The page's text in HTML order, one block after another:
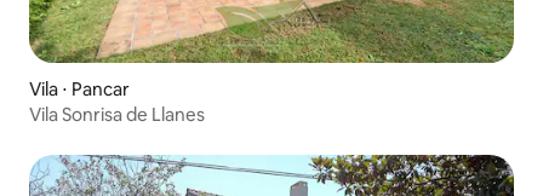
Vila ⋅ Pancar
Vila Sonrisa de Llanes